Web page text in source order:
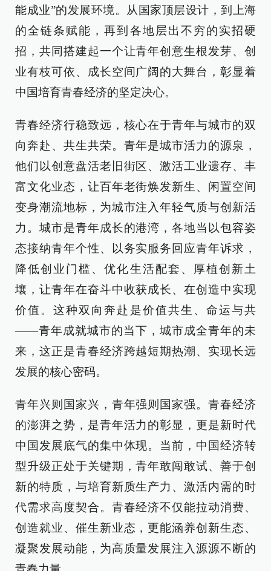
能成业”的发展环境。从国家顶层设计，到上海
的全链条赋能，再到各地层出不穷的实招硬
招，共同搭建起一个让青年创意生根发芽、创
业有枝可依、成长空间广阔的大舞台，彰显着
中国培育青春经济的坚定决心。
青春经济行稳致远，核心在于青年与城市的双
向奔赴、共生共荣。青年是城市活力的源泉，
他们以创意盘活老旧街区、激活工业遗存、丰
富文化业态，让百年老街焕发新生、闲置空间
变身潮流地标，为城市注入年轻气质与创新活
力。城市是青年成长的港湾，各地当以包容姿
态接纳青年个性、以务实服务回应青年诉求，
降低创业门槛、优化生活配套、厚植创新土
壤，让青年在奋斗中收获成长、在创造中实现
价值。这种双向奔赴是价值共生、命运与共
——青年成就城市的当下，城市成全青年的未
来，这正是青春经济跨越短期热潮、实现长远
发展的核心密码。
青年兴则国家兴，青年强则国家强。青春经济
的澎湃之势，是青年活力的彰显，更是新时代
中国发展底气的集中体现。当前，中国经济转
型升级正处于关键期，青年敢闯敢试、善于创
新的特质，与培育新质生产力、激活内需的时
代需求高度契合。青春经济不仅能拉动消费、
创造就业、催生新业态，更能涵养创新生态、
凝聚发展动能，为高质量发展注入源源不断的